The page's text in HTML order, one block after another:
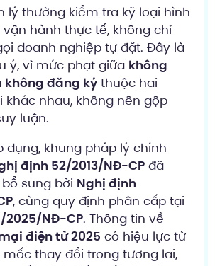
lý thường kiểm tra kỹ loại hình
hành thực tế, không chỉ
doanh nghiệp tự đặt. Đây là
ý, vì mức phạt giữa không
không đăng ký thuộc hai
khác nhau, không nên gộp
luận.
dụng, khung pháp lý chính
định 52/2013/NĐ-CP đã
sung bởi Nghị định
, cùng quy định phân cấp tại
2025/NĐ-CP. Thông tin về
điện tử 2025 có hiệu lực từ
mốc thay đổi trong tương lai,